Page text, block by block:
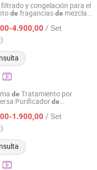
filtrado y congelación para el
de fraganciasde mezcla
4.900,00 / Set
Co., Ltd.
2021
de Tratamiento por
Purificadorde
para Filtro
1.900,00 / Set
Treatment Equipment
2024